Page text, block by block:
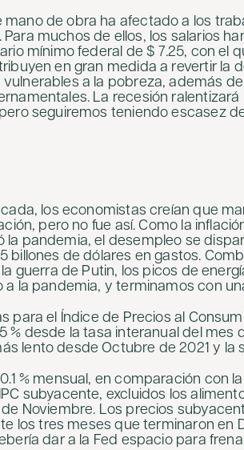
mano de obra ha afectado a los
muchos de ellos, los salarios
mínimo federal de $ 7.25, con el
en gran medida a revertir la
a la pobreza, además
La recesión
seguiremos teniendo escasez
los economistas creían que
pero no fue así. Como la
la pandemia, el desempleo se
billones de dólares en gastos.
guerra de Putin, los picos de
la pandemia, y terminamos con
para el Índice de Precios al
% desde la tasa interanual del mes
lento desde Octubre de 2021 y la
% mensual, en comparación con
subyacente, excluidos los
de Noviembre. Los precios
los tres meses que terminaron
dar a la Fed espacio para